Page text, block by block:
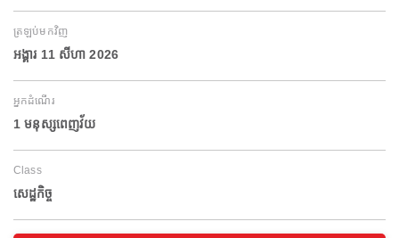
ត្រឡប់មកវិញ
អង្គារ 11 សីហា 2026
អ្នកដំណើរ
1 មនុស្សពេញវ័យ
Class
សេដ្ឋកិច្ច